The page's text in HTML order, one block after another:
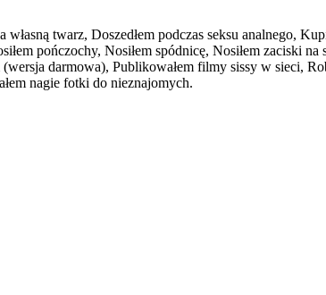
własną twarz, Doszedłem podczas seksu analnego,
pończochy, Nosiłem spódnicę, Nosiłem zaciski na
(wersja darmowa), Publikowałem filmy sissy w sieci,
nagie fotki do nieznajomych.